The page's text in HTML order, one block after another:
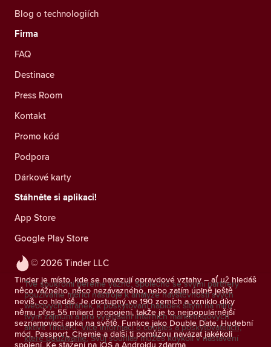
© 2026 Tinder LLC
Tinder je místo, kde se navazují opravdové vztahy – ať už hledáš
něco vážného, něco nezávazného, nebo zatím úplně ještě
nevíš, co hledáš. Je dostupný ve 190 zemích a vzniklo díky
němu přes 55 miliard propojení, takže je to nejpopulárnější
seznamovací apka na světě. Funkce jako Double Date, Hudební
mód, Passport, Chemie a další ti pomůžou navázat jakékoli
spojení. Ke stažení na iOS a Androidu zdarma.
Blog o technologiích
Firma
FAQ
Destinace
Press Room
Kontakt
Promo kód
Podpora
Dárkové karty
Stáhněte si aplikaci!
App Store
Google Play Store
Tvé soukromí bereme vážně. Společně se svými partnery
používáme měřicí nástroje k analýze návštěvnosti svých
webových stránek, k poskytování nabídek šitým na míru
tvým zájmům a pro vylepšení interních marketingových
aktivit Tinderu. Více informací o cookies a poskytovatelích,
které používáme. Svůj souhlas můžeš kdykoli v nastavení